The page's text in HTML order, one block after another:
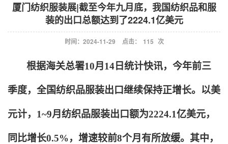
厦门纺织服装展|截至今年九月底，我国纺织品和服
装的出口总额达到了2224.1亿美元
时间：2024-11-29 点击： 115 次
根据海关总署10月14日统计快讯，今年前三
季度，全国纺织品服装出口继续保持正增长。以美
元计，1~9月纺织品服装出口额为2224.1亿美元，
同比增长0.5%，增速较前8个月有所放缓。其中，